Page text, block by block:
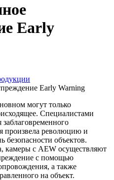
Early
Early Warning
могут только
Специалистами
заблаговременного
произвела революцию и
безопасности объектов.
камеры с AEW осуществляют
с помощью
а также
на объект.